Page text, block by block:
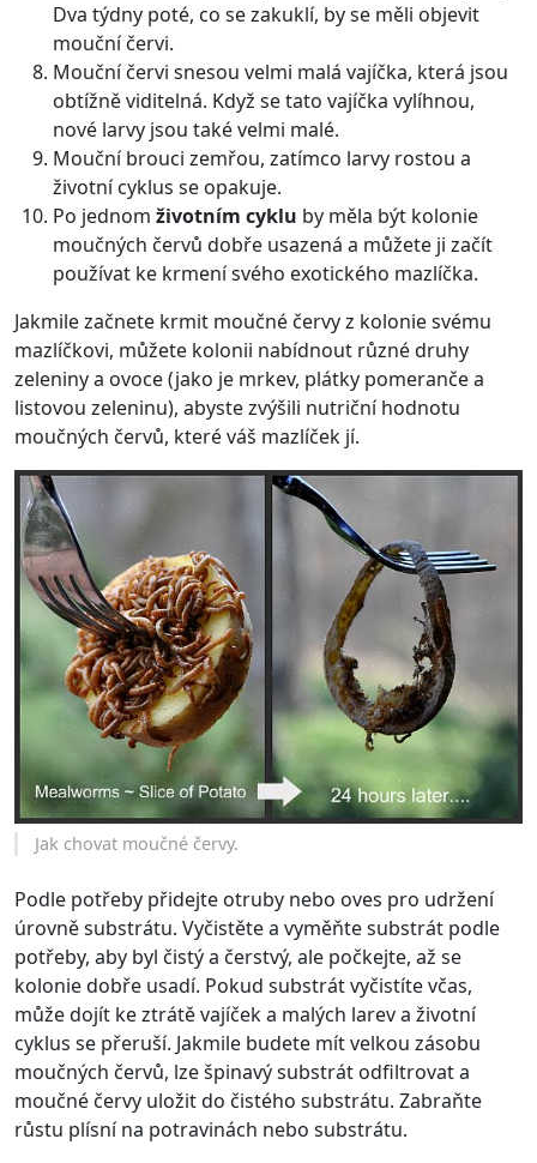
Dva týdny poté, co se zakuklí, by se měli objevit
mouční červi.
Mouční červi snesou velmi malá vajíčka, která jsou
obtížně viditelná. Když se tato vajíčka vylíhnou,
nové larvy jsou také velmi malé.
Mouční brouci zemřou, zatímco larvy rostou a
životní cyklus se opakuje.
Po jednom životním cyklu by měla být kolonie
moučných červů dobře usazená a můžete ji začít
používat ke krmení svého exotického mazlíčka.
Jakmile začnete krmit moučné červy z kolonie svému
mazlíčkovi, můžete kolonii nabídnout různé druhy
zeleniny a ovoce (jako je mrkev, plátky pomeranče a
listovou zeleninu), abyste zvýšili nutriční hodnotu
moučných červů, které váš mazlíček jí.
Jak chovat moučné červy.
Podle potřeby přidejte otruby nebo oves pro udržení
úrovně substrátu. Vyčistěte a vyměňte substrát podle
potřeby, aby byl čistý a čerstvý, ale počkejte, až se
kolonie dobře usadí. Pokud substrát vyčistíte včas,
může dojít ke ztrátě vajíček a malých larev a životní
cyklus se přeruší. Jakmile budete mít velkou zásobu
moučných červů, lze špinavý substrát odfiltrovat a
moučné červy uložit do čistého substrátu. Zabraňte
růstu plísní na potravinách nebo substrátu.